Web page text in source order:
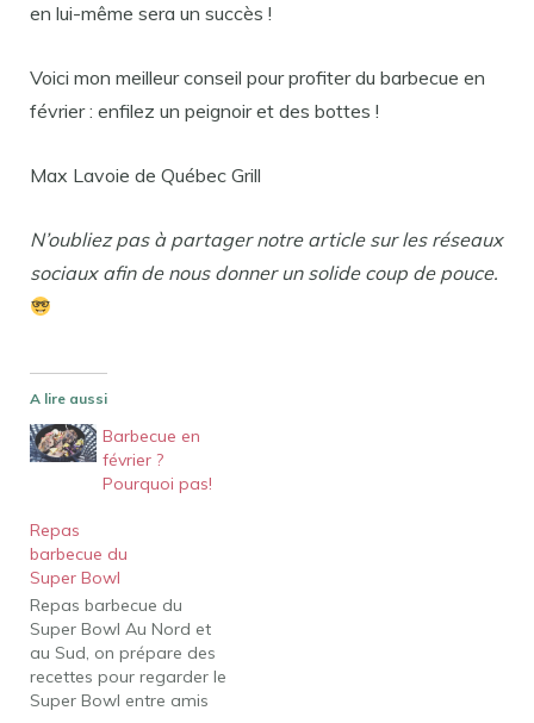
en lui-même sera un succès !
Voici mon meilleur conseil pour profiter du barbecue en
février : enfilez un peignoir et des bottes !
Max Lavoie de Québec Grill
N’oubliez pas à partager notre article sur les réseaux
sociaux afin de nous donner un solide coup de pouce.
A lire aussi
Barbecue en
février ?
Pourquoi pas!
Repas
barbecue du
Super Bowl
Repas barbecue du
Super Bowl Au Nord et
au Sud, on prépare des
recettes pour regarder le
Super Bowl entre amis